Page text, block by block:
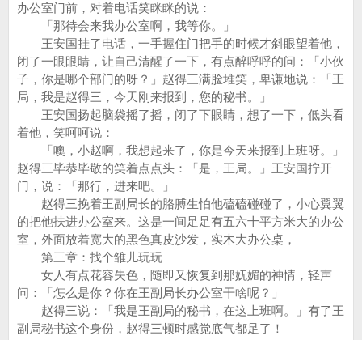
办公室门前，对着电话笑眯眯的说：
「那待会来我办公室啊，我等你。」
王安国挂了电话，一手握住门把手的时候才斜眼望着他，
闭了一眼眼睛，让自己清醒了一下，有点醉呼呼的问：「小伙
子，你是哪个部门的呀？」赵得三满脸堆笑，卑谦地说：「王
局，我是赵得三，今天刚来报到，您的秘书。」
王安国扬起脑袋摇了摇，闭了下眼睛，想了一下，低头看
着他，笑呵呵说：
「噢，小赵啊，我想起来了，你是今天来报到上班呀。」
赵得三毕恭毕敬的笑着点点头：「是，王局。」王安国拧开
门，说：「那行，进来吧。」
赵得三挽着王副局长的胳膊生怕他磕磕碰碰了，小心翼翼
的把他扶进办公室来。这是一间足足有五六十平方米大的办公
室，外面放着宽大的黑色真皮沙发，实木大办公桌，
第三章：找个雏儿玩玩
女人有点花容失色，随即又恢复到那妩媚的神情，轻声
问：「怎么是你？你在王副局长办公室干啥呢？」
赵得三说：「我是王副局的秘书，在这上班啊。」有了王
副局秘书这个身份，赵得三顿时感觉底气都足了！